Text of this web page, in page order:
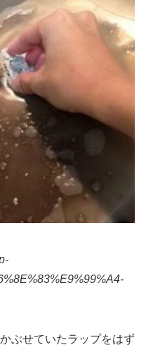
ぶせていたラップをはず